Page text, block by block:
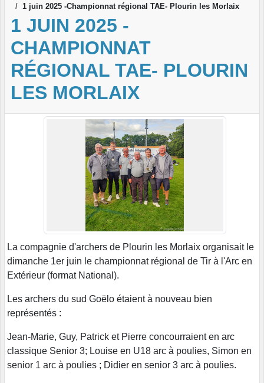
1 juin 2025 -Championnat régional TAE- Plourin les Morlaix
1 JUIN 2025 -
CHAMPIONNAT
RÉGIONAL TAE- PLOURIN
LES MORLAIX
La compagnie d'archers de Plourin les Morlaix organisait le
dimanche 1er juin le championnat régional de Tir à l'Arc en
Extérieur (format National).
Les archers du sud Goëlo étaient à nouveau bien
représentés :
Jean-Marie, Guy, Patrick et Pierre concourraient en arc
classique Senior 3; Louise en U18 arc à poulies, Simon en
senior 1 arc à poulies ; Didier en senior 3 arc à poulies.